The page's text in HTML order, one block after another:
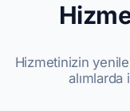
Hizmetinizin
alımlarda